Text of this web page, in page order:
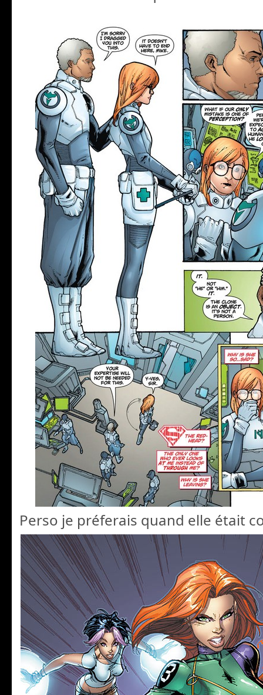
Perso je préferais quand elle était